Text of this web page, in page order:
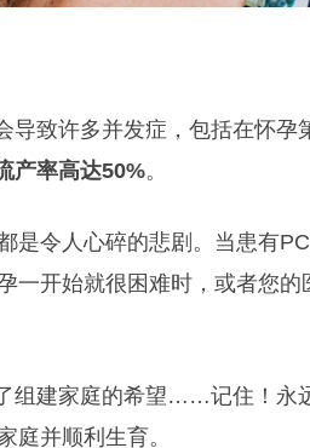
导致许多并发症，包括在怀孕
产率高达50%。
是令人心碎的悲剧。当患有
一开始就很困难时，或者您
组建家庭的希望……记住！永
庭并顺利生育。